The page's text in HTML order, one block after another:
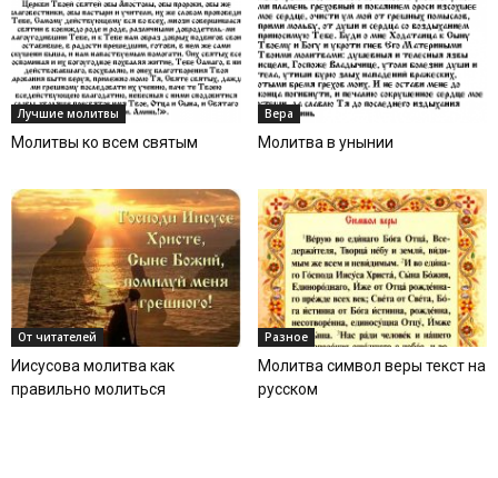
Лучшие молитвы
Молитвы ко всем святым
Вера
Молитва в унынии
От читателей
Иисусова молитва как
правильно молиться
Разное
Молитва символ веры текст на
русском